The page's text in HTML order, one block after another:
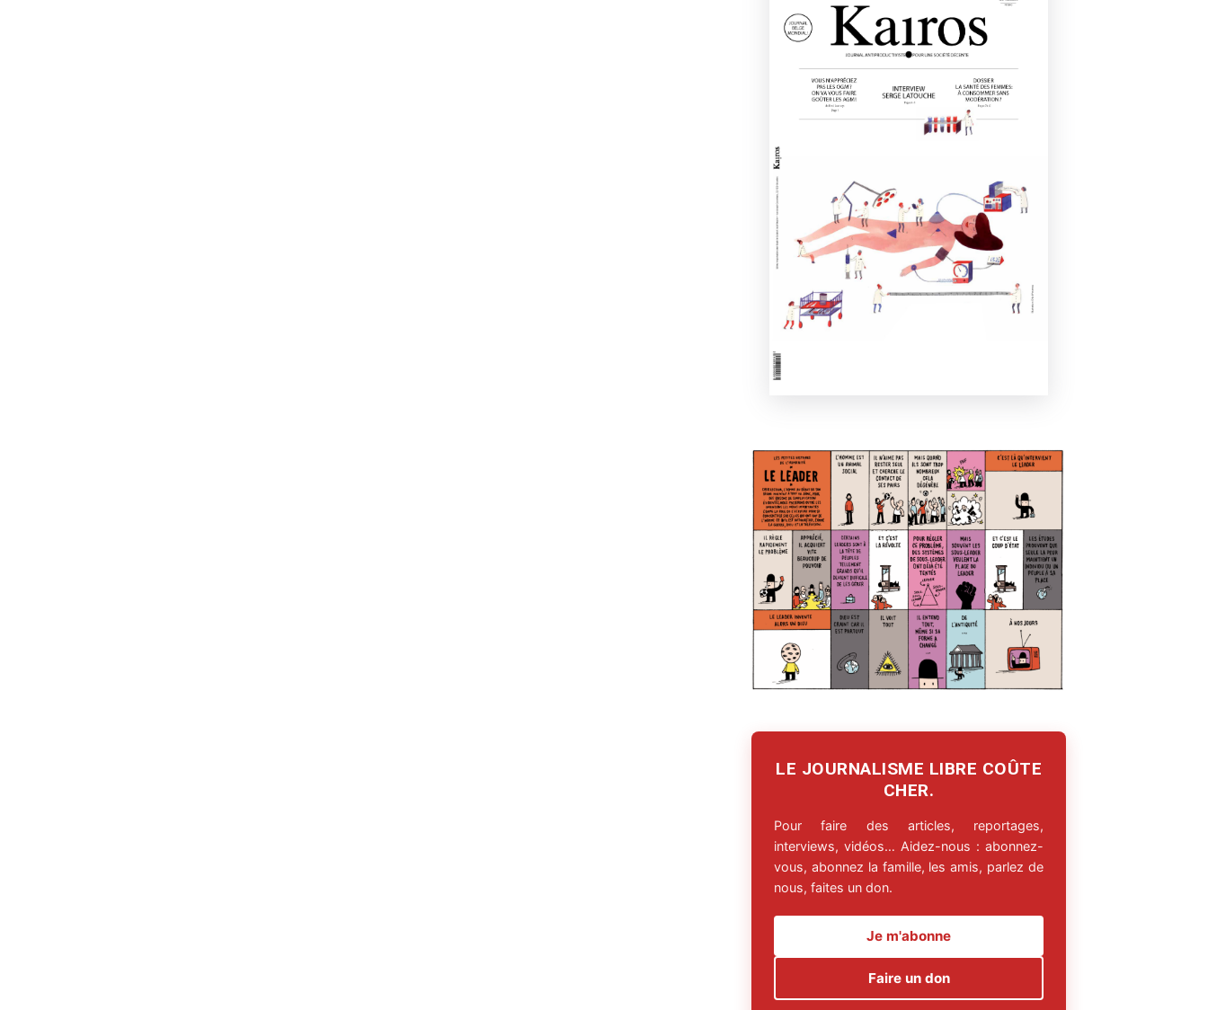
LE JOURNALISME LIBRE COÛTE
CHER.
Pour faire des articles, reportages,
interviews, vidéos… Aidez-nous : abonnez-
vous, abonnez la famille, les amis, parlez de
nous, faites un don.
Je m'abonne
Faire un don